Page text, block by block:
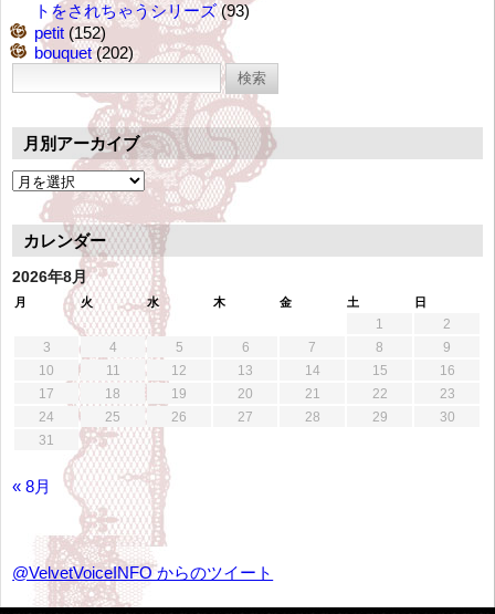
トをされちゃうシリーズ(93)
petit (152)
bouquet(202)
索:
月別アーカイブ
月
ア
ー
カ
イ
カレンダー
2026年8月
月 火 水 木 金 土 日
1
2
3
4 5 6 7 8
9
10
11 12 13 14 15
16
17
18 19 20 21 22
23
24
25 26 27 28 29
30
31
« 8月
@VelvetVoiceINFO からのツイート